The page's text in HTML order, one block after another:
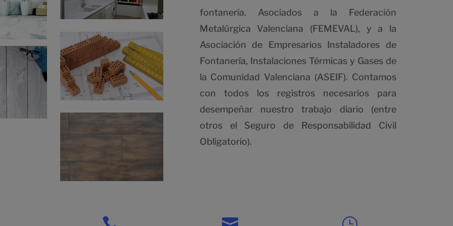
fontanería. Asociados a la Federación
Metalúrgica Valenciana (FEMEVAL), y a la
Asociación de Empresarios Instaladores de
Fontanería, Instalaciones Térmicas y Gases de
la Comunidad Valenciana (ASEIF). Contamos
con todos los registros necesarios para
desempeñar nuestro trabajo diario (entre
otros el Seguro de Responsabilidad Civil
Obligatorio).